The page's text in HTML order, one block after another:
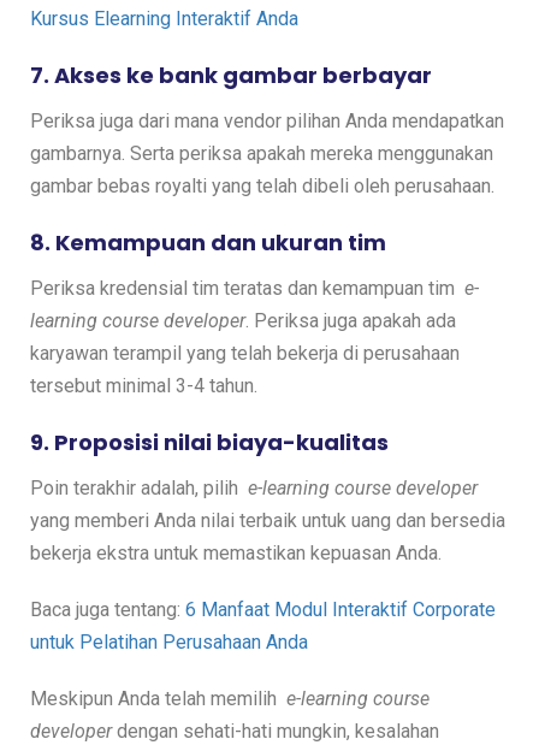
Kursus Elearning Interaktif Anda
7. Akses ke bank gambar berbayar
Periksa juga dari mana vendor pilihan Anda mendapatkan
gambarnya. Serta periksa apakah mereka menggunakan
gambar bebas royalti yang telah dibeli oleh perusahaan.
8. Kemampuan dan ukuran tim
Periksa kredensial tim teratas dan kemampuan tim e-
learning course developer. Periksa juga apakah ada
karyawan terampil yang telah bekerja di perusahaan
tersebut minimal 3-4 tahun.
9. Proposisi nilai biaya-kualitas
Poin terakhir adalah, pilih e-learning course developer
yang memberi Anda nilai terbaik untuk uang dan bersedia
bekerja ekstra untuk memastikan kepuasan Anda.
Baca juga tentang: 6 Manfaat Modul Interaktif Corporate
untuk Pelatihan Perusahaan Anda
Meskipun Anda telah memilih e-learning course
developerdengan sehati-hati mungkin, kesalahan